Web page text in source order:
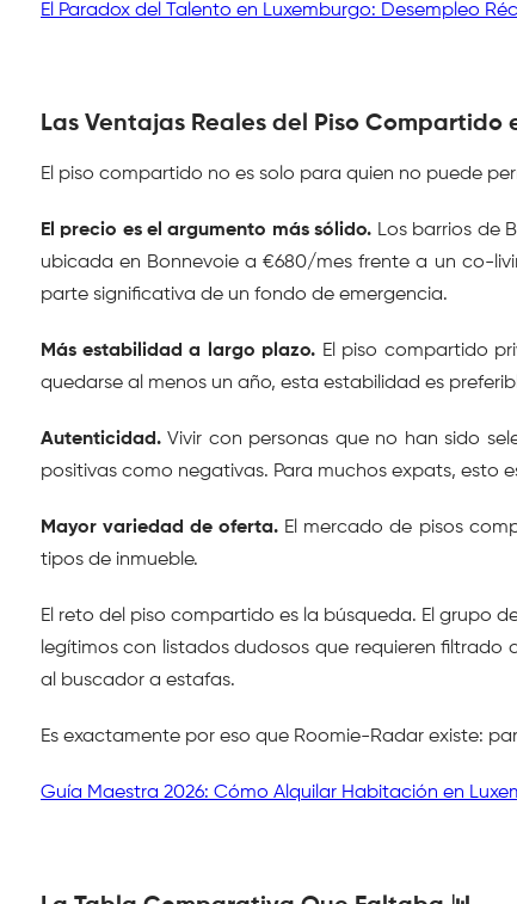
El Paradox del Talento en Luxemburgo: Desempleo
Las Ventajas Reales del Piso Compartido
El piso compartido no es solo para quien no puede
El precio es el argumento más sólido. Los barrios de
ubicada en Bonnevoie a €680/mes frente a un co-
parte significativa de un fondo de emergencia.
Más estabilidad a largo plazo. El piso compartido
quedarse al menos un año, esta estabilidad es
Autenticidad. Vivir con personas que no han sido
positivas como negativas. Para muchos expats, esto
Mayor variedad de oferta. El mercado de pisos
tipos de inmueble.
El reto del piso compartido es la búsqueda. El grupo
legítimos con listados dudosos que requieren
al buscador a estafas.
Es exactamente por eso que Roomie-Radar existe:
Guía Maestra 2026: Cómo Alquilar Habitación en